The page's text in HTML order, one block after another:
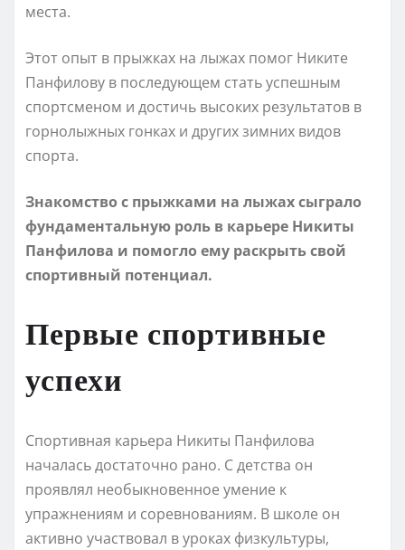
места.
Этот опыт в прыжках на лыжах помог Никите
Панфилову в последующем стать успешным
спортсменом и достичь высоких результатов в
горнолыжных гонках и других зимних видов
спорта.
Знакомство с прыжками на лыжах сыграло
фундаментальную роль в карьере Никиты
Панфилова и помогло ему раскрыть свой
спортивный потенциал.
Первые спортивные
успехи
Спортивная карьера Никиты Панфилова
началась достаточно рано. С детства он
проявлял необыкновенное умение к
упражнениям и соревнованиям. В школе он
активно участвовал в уроках физкультуры,